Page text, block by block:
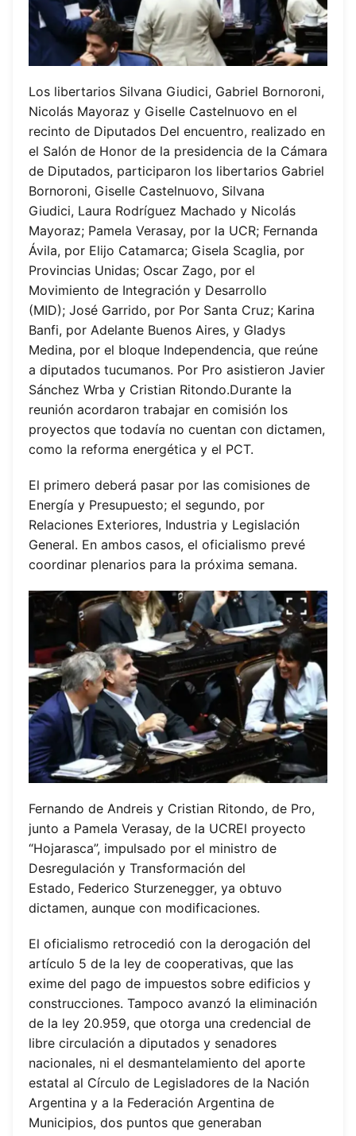
Los libertarios Silvana Giudici, Gabriel Bornoroni,
Nicolás Mayoraz y Giselle Castelnuovo en el
recinto de Diputados Del encuentro, realizado en
el Salón de Honor de la presidencia de la Cámara
de Diputados, participaron los libertarios Gabriel
Bornoroni, Giselle Castelnuovo, Silvana
Giudici, Laura Rodríguez Machado y Nicolás
Mayoraz; Pamela Verasay, por la UCR; Fernanda
Ávila, por Elijo Catamarca; Gisela Scaglia, por
Provincias Unidas; Oscar Zago, por el
Movimiento de Integración y Desarrollo
(MID); José Garrido, por Por Santa Cruz; Karina
Banfi, por Adelante Buenos Aires, y Gladys
Medina, por el bloque Independencia, que reúne
a diputados tucumanos. Por Pro asistieron Javier
Sánchez Wrba y Cristian Ritondo.Durante la
reunión acordaron trabajar en comisión los
proyectos que todavía no cuentan con dictamen,
como la reforma energética y el PCT.
El primero deberá pasar por las comisiones de
Energía y Presupuesto; el segundo, por
Relaciones Exteriores, Industria y Legislación
General. En ambos casos, el oficialismo prevé
coordinar plenarios para la próxima semana.
Fernando de Andreis y Cristian Ritondo, de Pro,
junto a Pamela Verasay, de la UCREl proyecto
“Hojarasca”, impulsado por el ministro de
Desregulación y Transformación del
Estado, Federico Sturzenegger, ya obtuvo
dictamen, aunque con modificaciones.
El oficialismo retrocedió con la derogación del
artículo 5 de la ley de cooperativas, que las
exime del pago de impuestos sobre edificios y
construcciones. Tampoco avanzó la eliminación
de la ley 20.959, que otorga una credencial de
libre circulación a diputados y senadores
nacionales, ni el desmantelamiento del aporte
estatal al Círculo de Legisladores de la Nación
Argentina y a la Federación Argentina de
Municipios, dos puntos que generaban